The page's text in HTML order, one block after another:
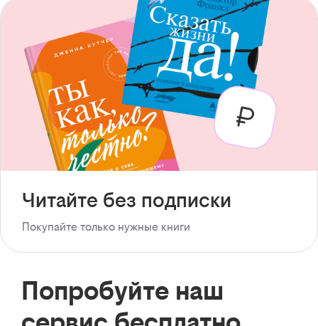
Читайте без подписки
Покупайте только нужные книги
Попробуйте наш